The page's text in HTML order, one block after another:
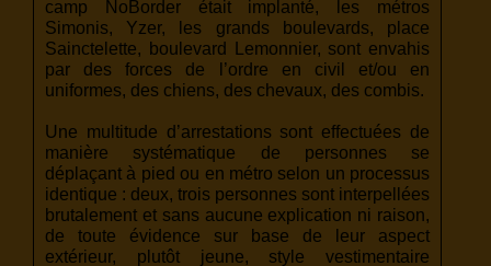
camp NoBorder était implanté, les métros
Simonis, Yzer, les grands boulevards, place
Sainctelette, boulevard Lemonnier, sont envahis
par des forces de l’ordre en civil et/ou en
uniformes, des chiens, des chevaux, des combis.
Une multitude d’arrestations sont effectuées de
manière systématique de personnes se
déplaçant à pied ou en métro selon un processus
identique : deux, trois personnes sont interpellées
brutalement et sans aucune explication ni raison,
de toute évidence sur base de leur aspect
extérieur, plutôt jeune, style vestimentaire